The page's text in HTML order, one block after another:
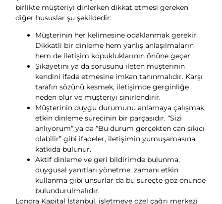
birlikte müşteriyi dinlerken dikkat etmesi gereken
diğer hususlar şu şekildedir:
Müşterinin her kelimesine odaklanmak gerekir.
Dikkatli bir dinleme hem yanlış anlaşılmaların
hem de iletişim kopukluklarının önüne geçer.
Şikayetini ya da sorusunu ileten müşterinin
kendini ifade etmesine imkan tanınmalıdır. Karşı
tarafın sözünü kesmek, iletişimde gerginliğe
neden olur ve müşteriyi sinirlendirir.
Müşterinin duygu durumunu anlamaya çalışmak,
etkin dinleme sürecinin bir parçasıdır. “Sizi
anlıyorum” ya da “Bu durum gerçekten can sıkıcı
olabilir” gibi ifadeler, iletişimin yumuşamasına
katkıda bulunur.
Aktif dinleme ve geri bildirimde bulunma,
duygusal yanıtları yönetme, zamanı etkin
kullanma gibi unsurlar da bu süreçte göz önünde
bulundurulmalıdır.
Londra Kapital İstanbul, işletmeye özel çağrı merkezi